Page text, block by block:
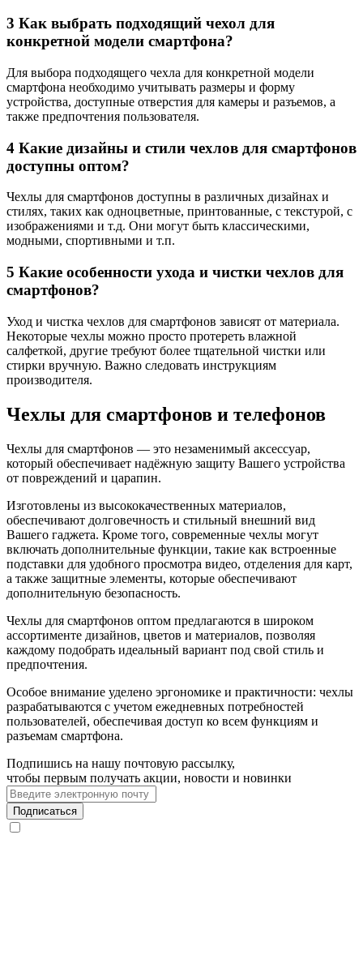
3 Как выбрать подходящий чехол для
конкретной модели смартфона?
Для выбора подходящего чехла для конкретной модели
смартфона необходимо учитывать размеры и форму
устройства, доступные отверстия для камеры и разъемов, а
также предпочтения пользователя.
4 Какие дизайны и стили чехлов для смартфонов
доступны оптом?
Чехлы для смартфонов доступны в различных дизайнах и
стилях, таких как одноцветные, принтованные, с текстурой, с
изображениями и т.д. Они могут быть классическими,
модными, спортивными и т.п.
5 Какие особенности ухода и чистки чехлов для
смартфонов?
Уход и чистка чехлов для смартфонов зависят от материала.
Некоторые чехлы можно просто протереть влажной
салфеткой, другие требуют более тщательной чистки или
стирки вручную. Важно следовать инструкциям
производителя.
Чехлы для смартфонов и телефонов
Чехлы для смартфонов — это незаменимый аксессуар,
который обеспечивает надёжную защиту Вашего устройства
от повреждений и царапин.
Изготовлены из высококачественных материалов,
обеспечивают долговечность и стильный внешний вид
Вашего гаджета. Кроме того, современные чехлы могут
включать дополнительные функции, такие как встроенные
подставки для удобного просмотра видео, отделения для карт,
а также защитные элементы, которые обеспечивают
дополнительную безопасность.
Чехлы для смартфонов оптом предлагаются в широком
ассортименте дизайнов, цветов и материалов, позволяя
каждому подобрать идеальный вариант под свой стиль и
предпочтения.
Особое внимание уделено эргономике и практичности: чехлы
разрабатываются с учетом ежедневных потребностей
пользователей, обеспечивая доступ ко всем функциям и
разъемам смартфона.
Подпишись на нашу почтовую рассылку,
чтобы первым получать акции, новости и новинки
Подписаться